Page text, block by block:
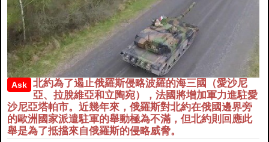
Ask
北約為了遏止俄羅斯侵略波羅的海三國（愛沙尼
亞、拉脫維亞和立陶宛），法國將增加軍力進駐愛
沙尼亞塔帕市。近幾年來，俄羅斯對北約在俄國邊界旁
的歐洲國家派遣駐軍的舉動極為不滿，但北約則回應此
舉是為了抵擋來自俄羅斯的侵略威脅。